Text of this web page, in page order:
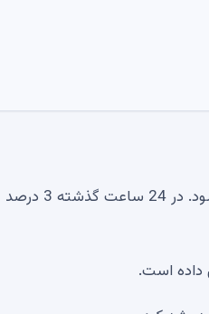
بر اساس آخرین داده های بازار، بیت کوین در حال حاضر با قیمت 69132 دلار معامله می شود. در 24 ساعت گذشته 3 درصد
داده است.